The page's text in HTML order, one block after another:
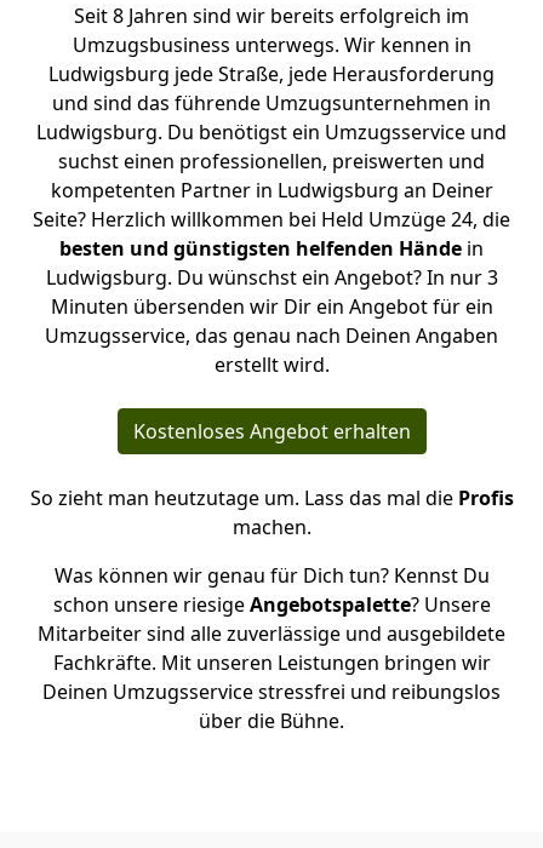
Seit 8 Jahren sind wir bereits erfolgreich im
Umzugsbusiness unterwegs. Wir kennen in
Ludwigsburg jede Straße, jede Herausforderung
und sind das führende Umzugsunternehmen in
Ludwigsburg. Du benötigst ein Umzugsservice und
suchst einen professionellen, preiswerten und
kompetenten Partner in Ludwigsburg an Deiner
Seite? Herzlich willkommen bei Held Umzüge 24, die
besten und günstigsten helfenden Hände in
Ludwigsburg. Du wünschst ein Angebot? In nur 3
Minuten übersenden wir Dir ein Angebot für ein
Umzugsservice, das genau nach Deinen Angaben
erstellt wird.
Kostenloses Angebot erhalten
So zieht man heutzutage um. Lass das mal die Profis
machen.
Was können wir genau für Dich tun? Kennst Du
schon unsere riesigeAngebotspalette? Unsere
Mitarbeiter sind alle zuverlässige und ausgebildete
Fachkräfte. Mit unseren Leistungen bringen wir
Deinen Umzugsservice stressfrei und reibungslos
über die Bühne.